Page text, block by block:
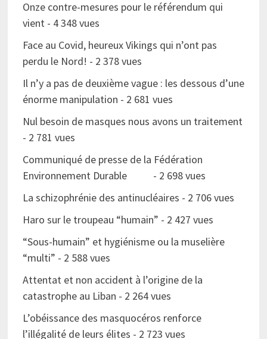
Onze contre-mesures pour le référendum qui
vient - 4 348 vues
Face au Covid, heureux Vikings qui n’ont pas
perdu le Nord! - 2 378 vues
Il n’y a pas de deuxième vague : les dessous d’une
énorme manipulation - 2 681 vues
Nul besoin de masques nous avons un traitement
- 2 781 vues
Communiqué de presse de la Fédération
Environnement Durable
- 2 698 vues
La schizophrénie des antinucléaires - 2 706 vues
Haro sur le troupeau “humain” - 2 427 vues
“Sous-humain” et hygiénisme ou la muselière
“multi” - 2 588 vues
Attentat et non accident à l’origine de la
catastrophe au Liban - 2 264 vues
L’obéissance des masquocéros renforce
l’illégalité de leurs élites - 2 723 vues